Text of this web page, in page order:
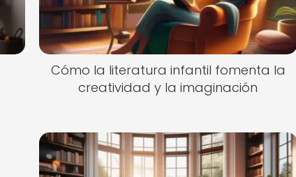
Cómo la literatura infantil fomenta la
creatividad y la imaginación